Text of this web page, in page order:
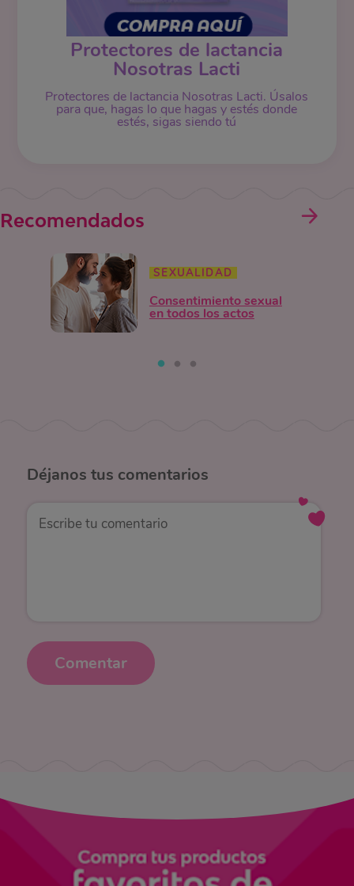
Protectores de lactancia
Nosotras Lacti
Protectores de lactancia Nosotras Lacti. Úsalos
para que, hagas lo que hagas y estés donde
estés, sigas siendo tú
Recomendados
SEXUALIDAD
Consentimiento sexual
en todos los actos
Déjanos tus comentarios
Comentar